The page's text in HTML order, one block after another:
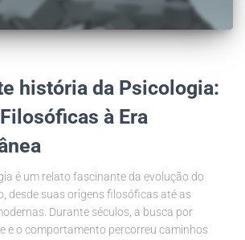
história da Psicologia:
à Era
é um relato fascinante da evolução do
desde suas origens filosóficas até as
Durante séculos, a busca por
e o comportamento percorreu caminhos